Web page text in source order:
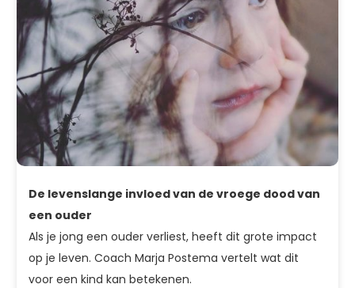
De levenslange invloed van de vroege dood van
een ouder
Als je jong een ouder verliest, heeft dit grote impact
op je leven. Coach Marja Postema vertelt wat dit
voor een kind kan betekenen.